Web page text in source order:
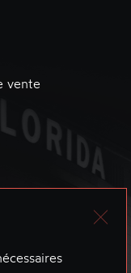
vente